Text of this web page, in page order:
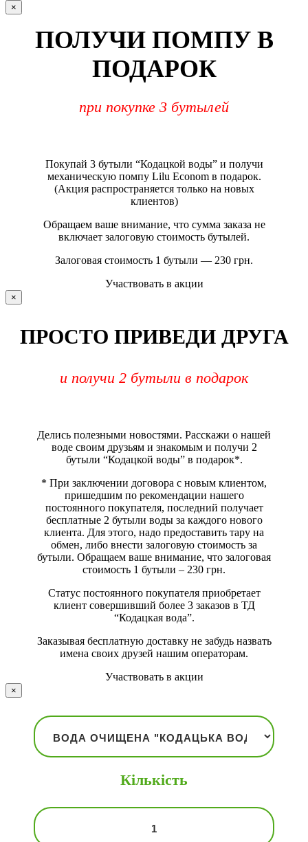
×
ПОЛУЧИ ПОМПУ В
ПОДАРОК
при покупке 3 бутылей
Покупай 3 бутыли “Кодацкой воды” и получи
механическую помпу Lilu Econom в подарок.
(Акция распространяется только на новых
клиентов)
Обращаем ваше внимание, что сумма заказа не
включает залоговую стоимость бутылей.
Залоговая стоимость 1 бутыли — 230 грн.
Участвовать в акции
×
ПРОСТО ПРИВЕДИ ДРУГА
и получи 2 бутыли в подарок
Делись полезными новостями. Расскажи о нашей
воде своим друзьям и знакомым и получи 2
бутыли “Кодацкой воды” в подарок*.
* При заключении договора с новым клиентом,
пришедшим по рекомендации нашего
постоянного покупателя, последний получает
бесплатные 2 бутыли воды за каждого нового
клиента. Для этого, надо предоставить тару на
обмен, либо внести залоговую стоимость за
бутыли. Обращаем ваше внимание, что залоговая
стоимость 1 бутыли – 230 грн.
Статус постоянного покупателя приобретает
клиент совершивший более 3 заказов в ТД
“Кодацкая вода”.
Заказывая бесплатную доставку не забудь назвать
имена своих друзей нашим операторам.
Участвовать в акции
×
Кількість